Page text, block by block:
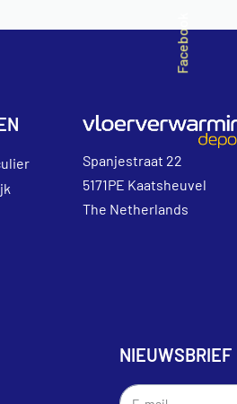
Spanjestraat 22
5171PE Kaatsheuvel
The Netherlands
NIEUWSBRIEF
Facebook